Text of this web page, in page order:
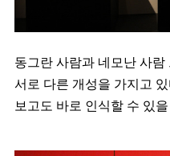
동그란 사람과 네모난 사
서로 다른 개성을 가지고
보고도 바로 인식할 수 있